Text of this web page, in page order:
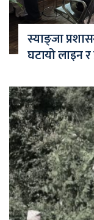
स्याङ्जा
घटायो लाइन